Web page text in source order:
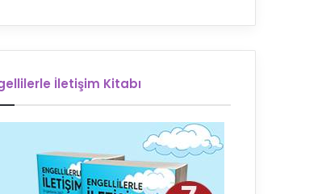
İletişim Kitabı